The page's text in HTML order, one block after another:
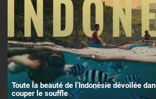
Toute la beauté de l’Indonésie dévoilée
couper le souffle